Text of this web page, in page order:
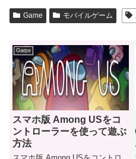
Game モバイルゲーム
Game
スマホ版 Among USをコ
ントローラーを使って遊ぶ
方法